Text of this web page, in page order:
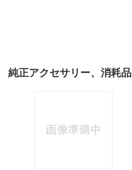
純正アクセサリー、消耗品